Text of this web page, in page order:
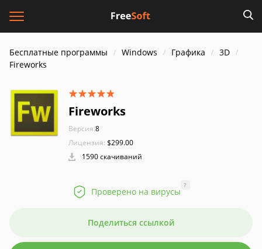
Бесплатные программы Windows Графика
3D
Fireworks
Fireworks
Версия:8
Лицензия: $299.00
1590 скачиваний
Проверено на вирусы
?
Поделиться ссылкой